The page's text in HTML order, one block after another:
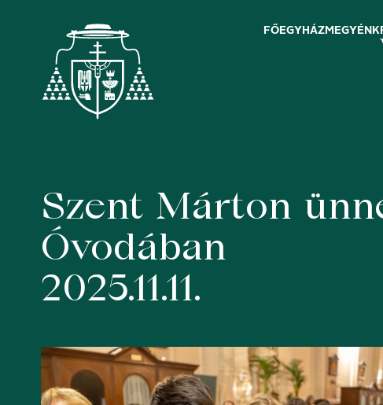
FŐEGYHÁZMEGYÉNK
Szent Márton
Óvodában
2025.11.11.